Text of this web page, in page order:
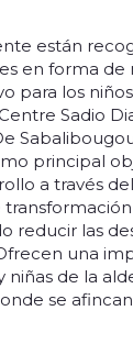
están
en forma de
para los
Sadio
principal
a través
reducir las
una
niñas de la
se